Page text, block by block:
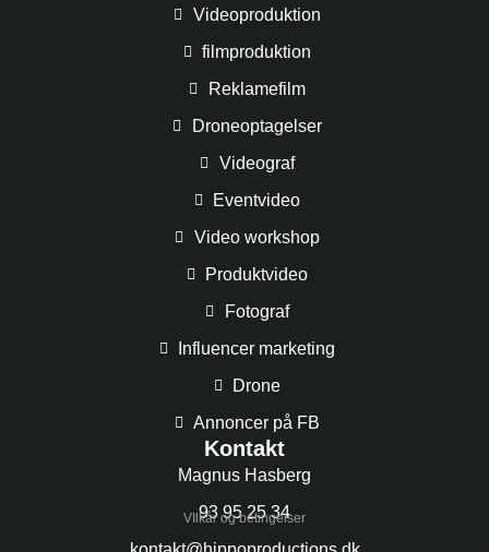
Videoproduktion
filmproduktion
Reklamefilm
Droneoptagelser
Videograf
Eventvideo
Video workshop
Produktvideo
Fotograf
Influencer marketing
Drone
Annoncer på FB
Kontakt
Magnus Hasberg
93 95 25 34
VIlkår og betingelser